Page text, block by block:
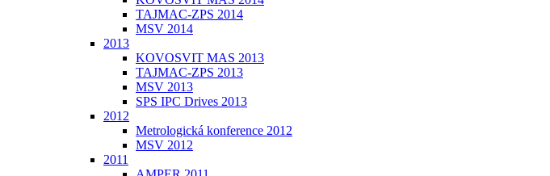
TAJMAC-ZPS 2014
MSV 2014
2013
KOVOSVIT MAS 2013
TAJMAC-ZPS 2013
MSV 2013
SPS IPC Drives 2013
2012
Metrologická konference 2012
MSV 2012
2011